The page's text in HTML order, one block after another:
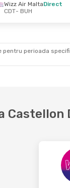
Wizz Air MaltaDirect
CDT- BUH
perioada
Castellon